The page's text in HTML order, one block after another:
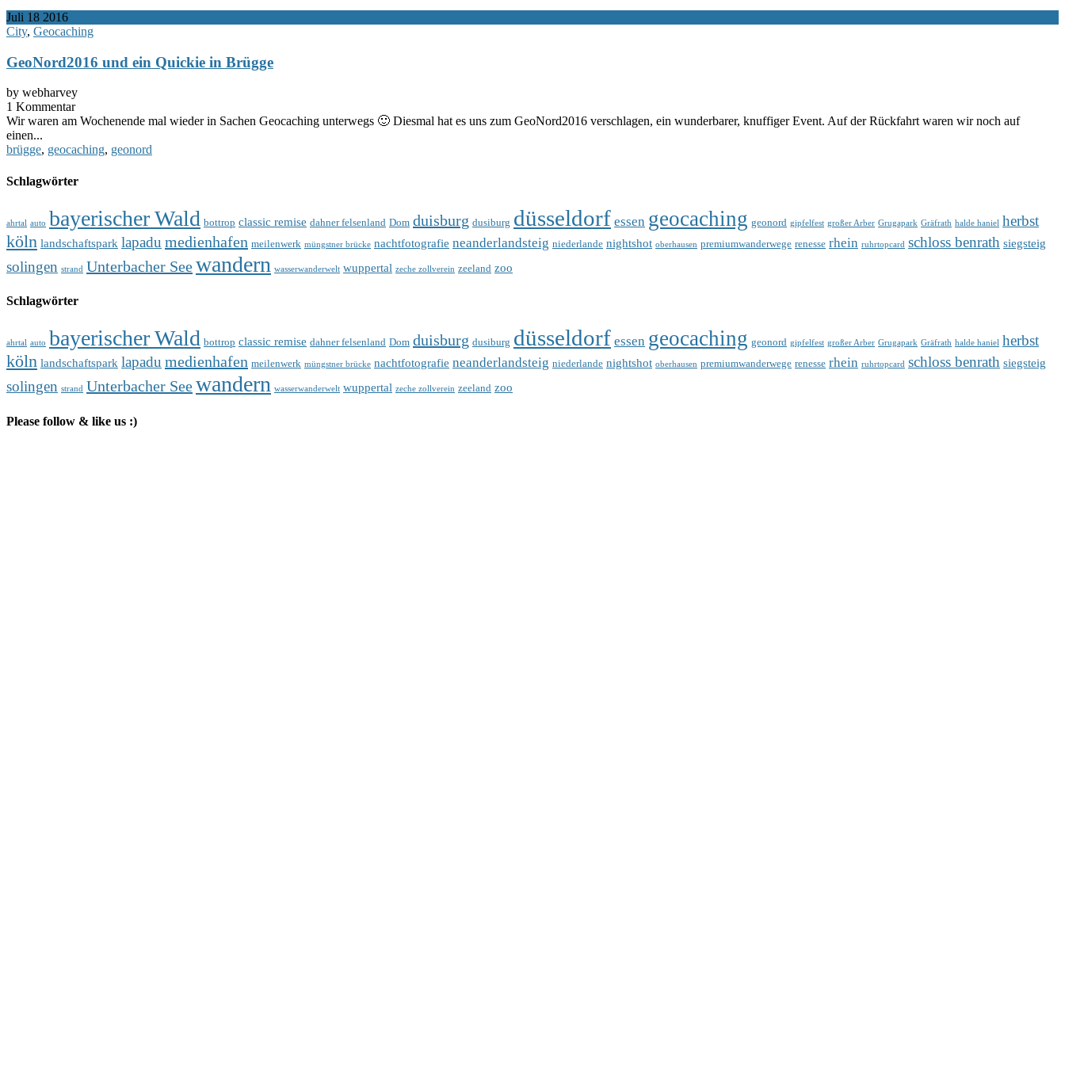
Juli 18 2016
City, Geocaching
GeoNord2016 und ein Quickie in Brügge
by webharvey
1 Kommentar
Wir waren am Wochenende mal wieder in Sachen Geocaching unterwegs 🙂 Diesmal hat es uns zum GeoNord2016 verschlagen, ein wunderbarer, knuffiger Event. Auf der Rückfahrt waren wir noch auf
einen...
brügge, geocaching, geonord
Schlagwörter
ahrtal auto bayerischer Wald bottrop classic remise dahner felsenland Dom duisburg dusiburg düsseldorf essen geocaching geonord gipfelfest großer Arber Grugapark Gräfrath halde haniel herbst
köln landschaftspark lapadu medienhafen meilenwerk müngstner brücke nachtfotografie neanderlandsteig niederlande nightshot oberhausen premiumwanderwege renesse rhein ruhrtopcard schloss benrath siegsteig
solingen strand Unterbacher Seewandern wasserwanderwelt wuppertal zeche zollverein zeeland zoo
Schlagwörter
ahrtal auto bayerischer Wald bottrop classic remise dahner felsenland Dom duisburg dusiburg düsseldorf essen geocaching geonord gipfelfest großer Arber Grugapark Gräfrath halde haniel herbst
köln landschaftspark lapadu medienhafen meilenwerk müngstner brücke nachtfotografie neanderlandsteig niederlande nightshot oberhausen premiumwanderwege renesse rhein ruhrtopcard schloss benrath siegsteig
solingen strand Unterbacher Seewandern wasserwanderwelt wuppertal zeche zollverein zeeland zoo
Please follow & like us :)